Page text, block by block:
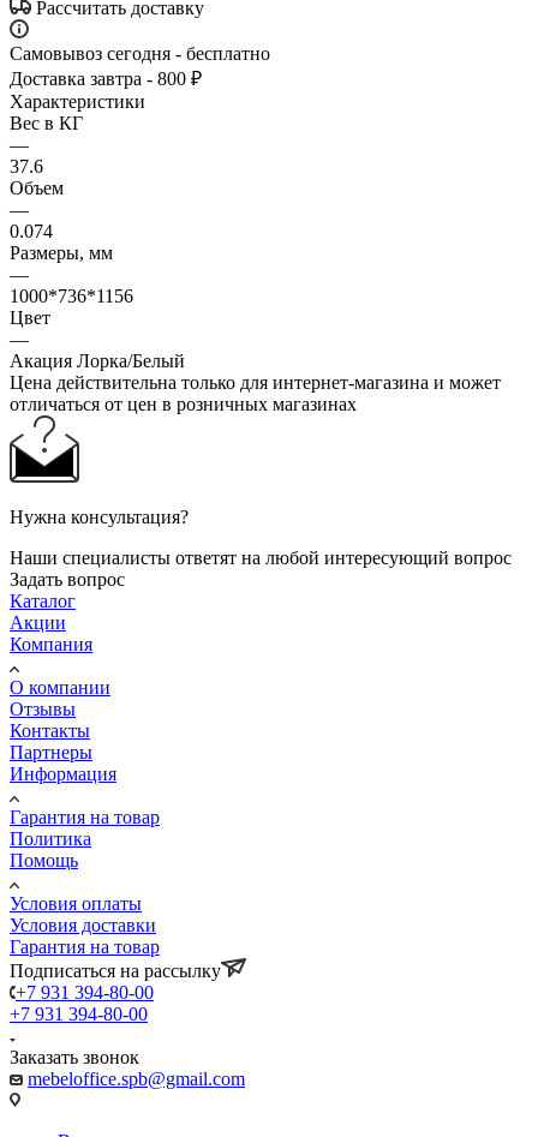
Рассчитать доставку
Самовывоз сегодня - бесплатно
Доставка завтра - 800 ₽
Характеристики
Вес в КГ
—
37.6
Объем
—
0.074
Размеры, мм
—
1000*736*1156
Цвет
—
Акация Лорка/Белый
Цена действительна только для интернет-магазина и может
отличаться от цен в розничных магазинах
Нужна консультация?
Наши специалисты ответят на любой интересующий вопрос
Задать вопрос
Каталог
Акции
Компания
О компании
Отзывы
Контакты
Партнеры
Информация
Гарантия на товар
Политика
Помощь
Условия оплаты
Условия доставки
Гарантия на товар
Подписаться на рассылку
+7 931 394-80-00
+7 931 394-80-00
Заказать звонок
mebeloffice.spb@gmail.com